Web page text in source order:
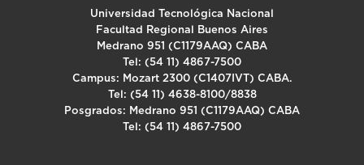
Universidad Tecnológica Nacional
Facultad Regional Buenos Aires
Medrano 951 (C1179AAQ) CABA
Tel: (54 11) 4867-7500
Campus: Mozart 2300 (C1407IVT) CABA.
Tel: (54 11) 4638-8100/8838
Posgrados: Medrano 951 (C1179AAQ) CABA
Tel: (54 11) 4867-7500